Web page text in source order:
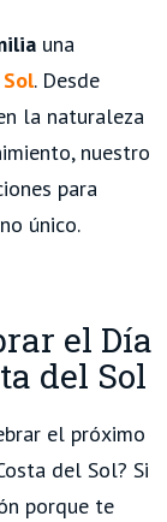
una
. Desde
la naturaleza
nuestro
para
único.
el Día
del Sol
el próximo
del Sol? Si
porque te